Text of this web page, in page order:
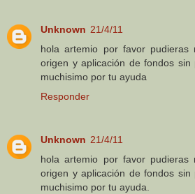
Unknown 21/4/11
hola artemio por favor pudieras
origen y aplicación de fondos sin
muchisimo por tu ayuda
Responder
Unknown 21/4/11
hola artemio por favor pudieras
origen y aplicación de fondos sin
muchisimo por tu ayuda.